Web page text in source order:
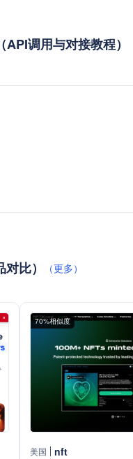
调用与对接教程）
比） （更多）
70%相似度
美国 nft